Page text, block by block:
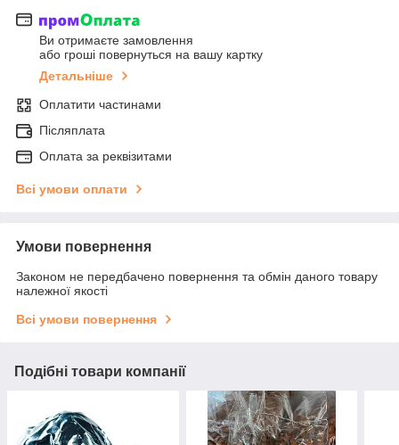
Ви отримаєте замовлення
або гроші повернуться на вашу картку
Детальніше
Оплатити частинами
Післяплата
Оплата за реквізитами
Всі умови оплати
Умови повернення
Законом не передбачено повернення та обмін даного товару
належної якості
Всі умови повернення
Подібні товари компанії